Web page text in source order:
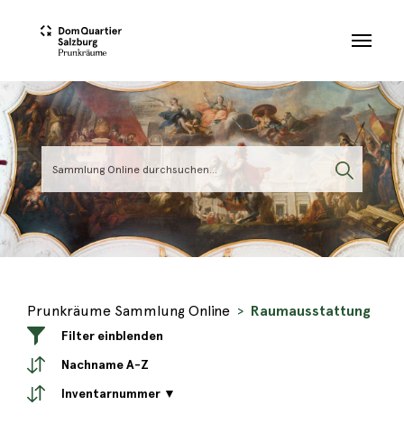
Prunkräume Sammlung Online Raumausstattung
Filter einblenden
Nachname A-Z
Inventarnummer ▼